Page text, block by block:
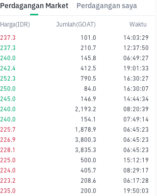
Perdagangan Market Perdagangan saya
Harga(IDR) Jumlah(GOAT)
Waktu
237.3
101.0
14:03:29
237.3
210.7
12:37:50
240.0
145.8
06:49:27
242.4
412.5
19:01:33
252.3
790.5
16:30:27
250.0
84.0
16:30:07
245.0
146.9
14:44:34
240.0
2,193.2
08:20:39
240.0
154.1
07:49:14
225.7
1,878.9
06:45:23
226.9
3,800.3
06:45:23
228.1
3,835.3
06:45:23
225.0
500.0
15:12:19
224.0
405.7
08:29:17
223.2
208.6
06:17:28
235.0
200.0
19:50:03